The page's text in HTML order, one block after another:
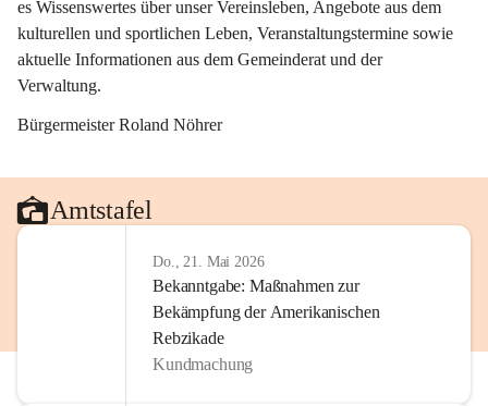
es Wissenswertes über unser Vereinsleben, Angebote aus dem
kulturellen und sportlichen Leben, Veranstaltungstermine sowie
aktuelle Informationen aus dem Gemeinderat und der
Verwaltung.
Bürgermeister Roland Nöhrer
Amtstafel
Do., 21. Mai 2026
Bekanntgabe: Maßnahmen zur
Bekämpfung der Amerikanischen
Rebzikade
Kundmachung